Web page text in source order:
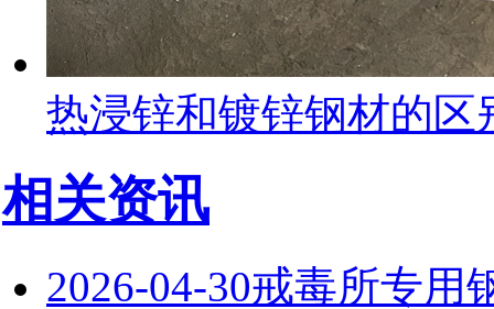
热浸锌和镀锌钢材的区
相关资讯
2026-04-30戒毒所专用